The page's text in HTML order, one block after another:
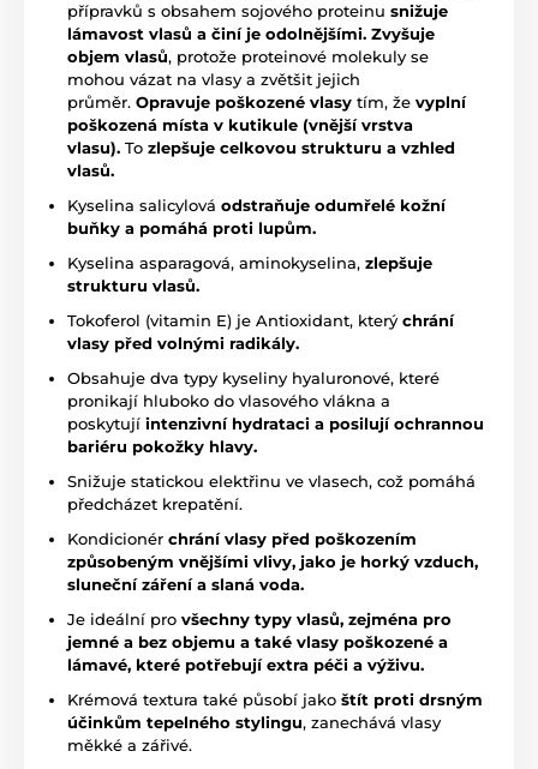
přípravků s obsahem sojového proteinu snižuje
lámavost vlasů a činí je odolnějšími. Zvyšuje
objem vlasů, protože proteinové molekuly se
mohou vázat na vlasy a zvětšit jejich
průměr. Opravuje poškozené vlasy tím, že vyplní
poškozená místa v kutikule (vnější vrstva
vlasu). To zlepšuje celkovou strukturu a vzhled
vlasů.
Kyselina salicylová odstraňuje odumřelé kožní
buňky a pomáhá proti lupům.
Kyselina asparagová, aminokyselina, zlepšuje
strukturu vlasů.
Tokoferol (vitamin E) je Antioxidant, který chrání
vlasy před volnými radikály.
Obsahuje dva typy kyseliny hyaluronové, které
pronikají hluboko do vlasového vlákna a
poskytují intenzivní hydrataci a posilují ochrannou
bariéru pokožky hlavy.
Snižuje statickou elektřinu ve vlasech, což pomáhá
předcházet krepatění.
Kondicionér chrání vlasy před poškozením
způsobeným vnějšími vlivy, jako je horký vzduch,
sluneční záření a slaná voda.
Je ideální pro všechny typy vlasů, zejména pro
jemné a bez objemu a také vlasy poškozené a
lámavé, které potřebují extra péči a výživu.
Krémová textura také působí jako štít proti drsným
účinkům tepelného stylingu, zanechává vlasy
měkké a zářivé.